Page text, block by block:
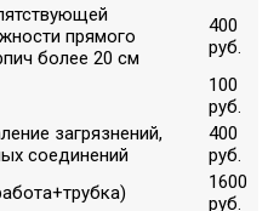
прямого
более 20 см
400
руб.
100
руб.
загрязнений,
соединений
400
руб.
1600
руб.